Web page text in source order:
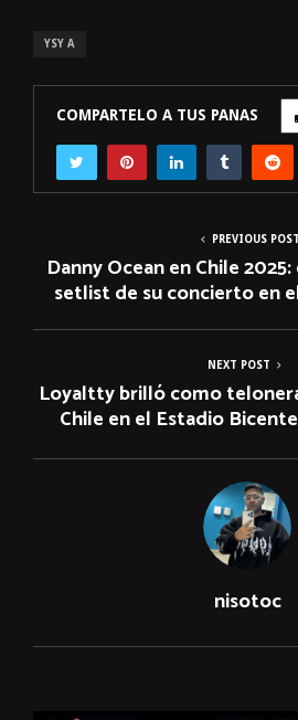
YSY A
COMPARTELO A TUS PANAS
PREVIOUS POST
Danny Ocean en Chile
setlist de su concierto en
NEXT POST
Loyaltty brilló como
Chile en el Estadio
nisotoc